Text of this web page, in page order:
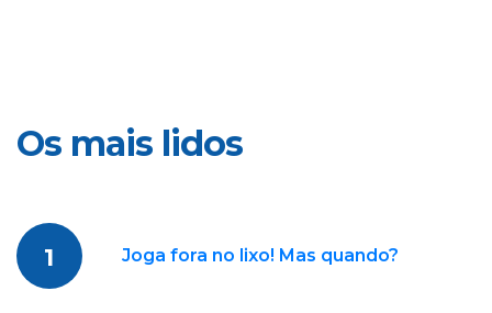
Os mais lidos
1 Joga fora no lixo! Mas quando?